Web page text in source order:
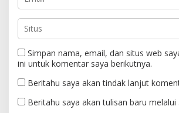
Simpan nama, email, dan situs web
ini untuk komentar saya berikutnya.
Beritahu saya akan tindak lanjut
Beritahu saya akan tulisan baru melalui